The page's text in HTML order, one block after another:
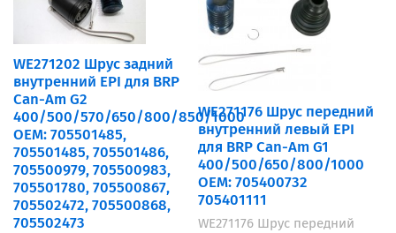
WE271202 Шрус задний
внутренний EPI для BRP
Can-Am G2
400/500/570/650/800/850/1000
OEM: 705501485,
705501485, 705501486,
705500979, 705500983,
705501780, 705500867,
705502472, 705500868,
705502473
WE271176 Шрус передний
внутренний левый EPI
для BRP Can-Am G1
400/500/650/800/1000
OEM: 705400732
705401111
WE271176 Шрус передний